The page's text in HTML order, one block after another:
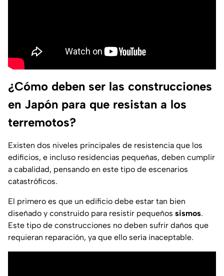
¿Cómo deben ser las construcciones
en Japón para que resistan a los
terremotos?
Existen dos niveles principales de resistencia que los
edificios, e incluso residencias pequeñas, deben cumplir
a cabalidad, pensando en este tipo de escenarios
catastróficos.
El primero es que un edificio debe estar tan bien
diseñado y construido para resistir pequeños sismos.
Este tipo de construcciones no deben sufrir daños que
requieran reparación, ya que ello sería inaceptable.